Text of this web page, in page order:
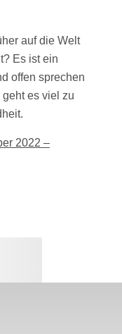
auf die Welt
Es ist ein
offen sprechen
es viel zu
2022 –